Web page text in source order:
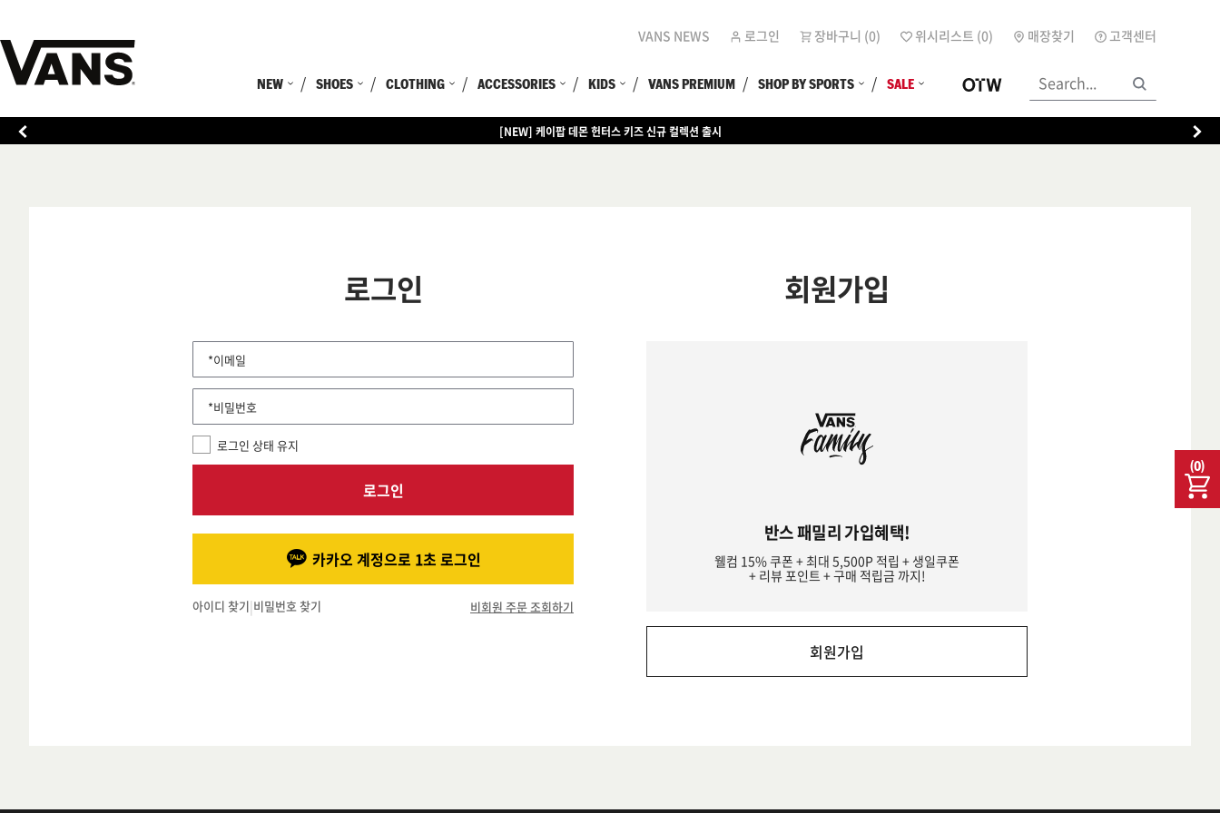
VANS NEWS 로그인 장바구니 (0) 위시리스트 (0) 매장찾기 고객센터
NEW SHOES CLOTHING ACCESSORIES KIDS VANS PREMIUM SHOP BY SPORTS SALE
(0)
[NEW] 케이팝 데몬 헌터스 키즈 신규 컬렉션 출시
로그인
*이메일
*비밀번호
로그인 상태 유지
로그인
카카오 계정으로 1초 로그인
아이디 찾기|비밀번호 찾기 비회원 주문 조회하기
회원가입
반스 패밀리 가입혜택!
웰컴 15% 쿠폰 + 최대 5,500P 적립 + 생일쿠폰
+ 리뷰 포인트 + 구매 적립금 까지!
회원가입